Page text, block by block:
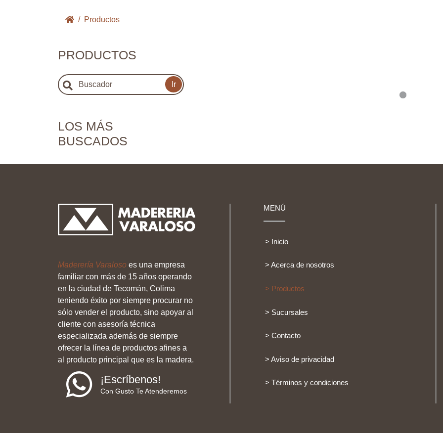
Productos
PRODUCTOS
Ir
LOS MÁS
BUSCADOS
Loading...
Maderería Varaloso es una empresa
familiar con más de 15 años operando
en la ciudad de Tecomán, Colima
teniendo éxito por siempre procurar no
sólo vender el producto, sino apoyar al
cliente con asesoría técnica
especializada además de siempre
ofrecer la línea de productos afines a
al producto principal que es la madera.
¡Escríbenos!
Con Gusto Te Atenderemos
MENÚ
> Inicio
> Acerca de nosotros
> Productos
> Sucursales
> Contacto
> Aviso de privacidad
> Términos y condiciones